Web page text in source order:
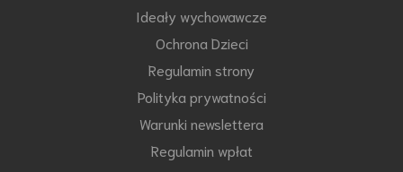
Ideały wychowawcze
Ochrona Dzieci
Regulamin strony
Polityka prywatności
Warunki newslettera
Regulamin wpłat